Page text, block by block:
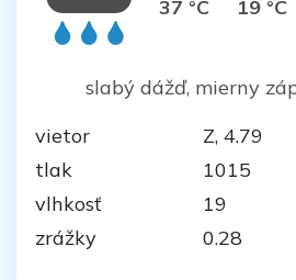
37 °C 19 °C
slabý dážď, mierny
vietor
Z, 4.79
tlak
1015
vlhkosť
19
zrážky
0.28